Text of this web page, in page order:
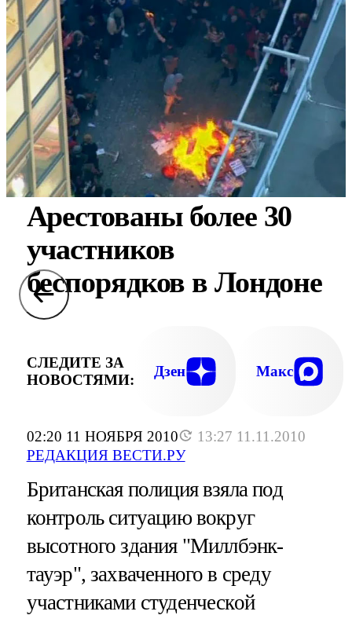
02:20 11 НОЯБРЯ 2010
13:27 11.11.2010
РЕДАКЦИЯ ВЕСТИ.РУ
Арестованы более 30
участников
беспорядков в Лондоне
СЛЕДИТЕ ЗА
НОВОСТЯМИ:
Дзен Макс
Британская полиция взяла под
контроль ситуацию вокруг
высотного здания "Миллбэнк-
тауэр", захваченного в среду
участниками студенческой